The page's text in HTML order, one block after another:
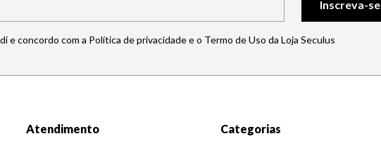
Inscreva-se
e concordo com a Política de privacidade e o Termo de Uso da Loja Seculus
Atendimento Categorias